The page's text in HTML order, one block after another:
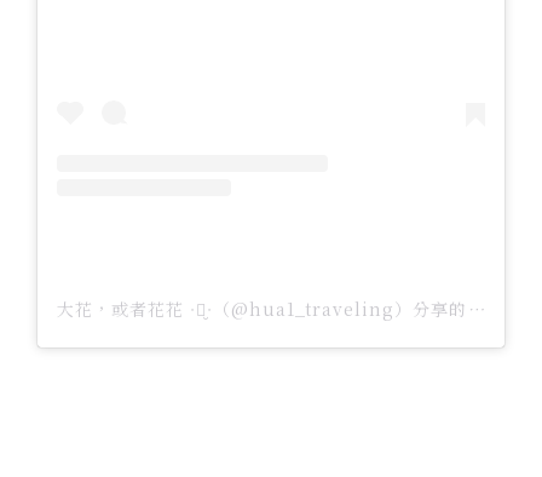
大花，或者花花 ᐧ༚̮ᐧ（@hua1_traveling）分享的貼文